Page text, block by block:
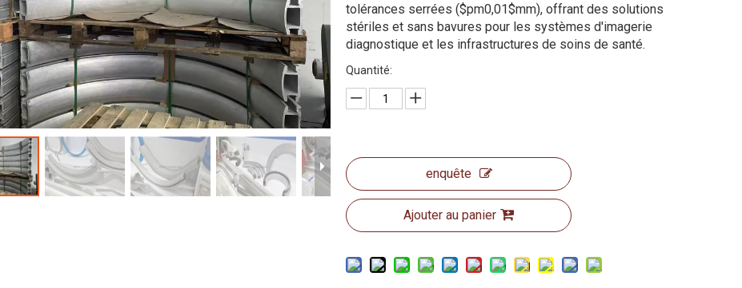
tolérances serrées ($pm0,01$mm), offrant des solutions
stériles et sans bavures pour les systèmes d'imagerie
diagnostique et les infrastructures de soins de santé.
Quantité:
enquête
Ajouter au panier